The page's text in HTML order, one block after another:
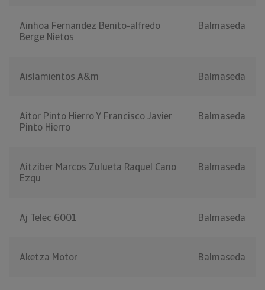
Ainhoa Fernandez Benito-alfredo
Berge Nietos
Balmaseda
Aislamientos A&m Balmaseda
Aitor Pinto Hierro Y Francisco Javier
Pinto Hierro
Balmaseda
Aitziber Marcos Zulueta Raquel Cano
Ezqu
Balmaseda
Aj Telec 6001 Balmaseda
Aketza Motor Balmaseda